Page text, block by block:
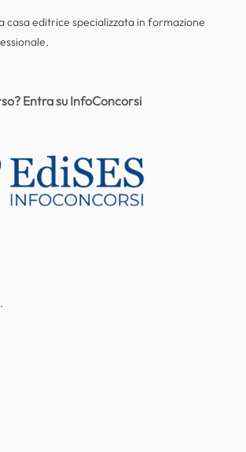
casa editrice specializzata in formazione
Entra su InfoConcorsi